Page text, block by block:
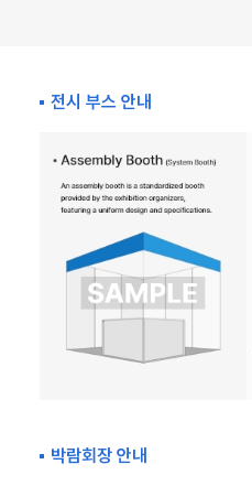
전시 부스 안내
박람회장 안내